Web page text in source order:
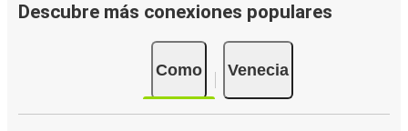
Descubre más conexiones populares
Como Venecia